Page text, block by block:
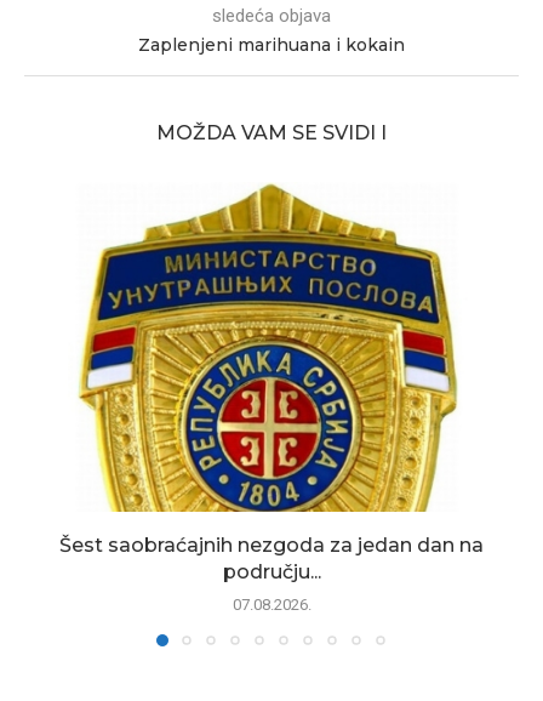
sledeća objava
Zaplenjeni marihuana i kokain
MOŽDA VAM SE SVIDI I
Šest saobraćajnih nezgoda za jedan dan na
području...
07.08.2026.